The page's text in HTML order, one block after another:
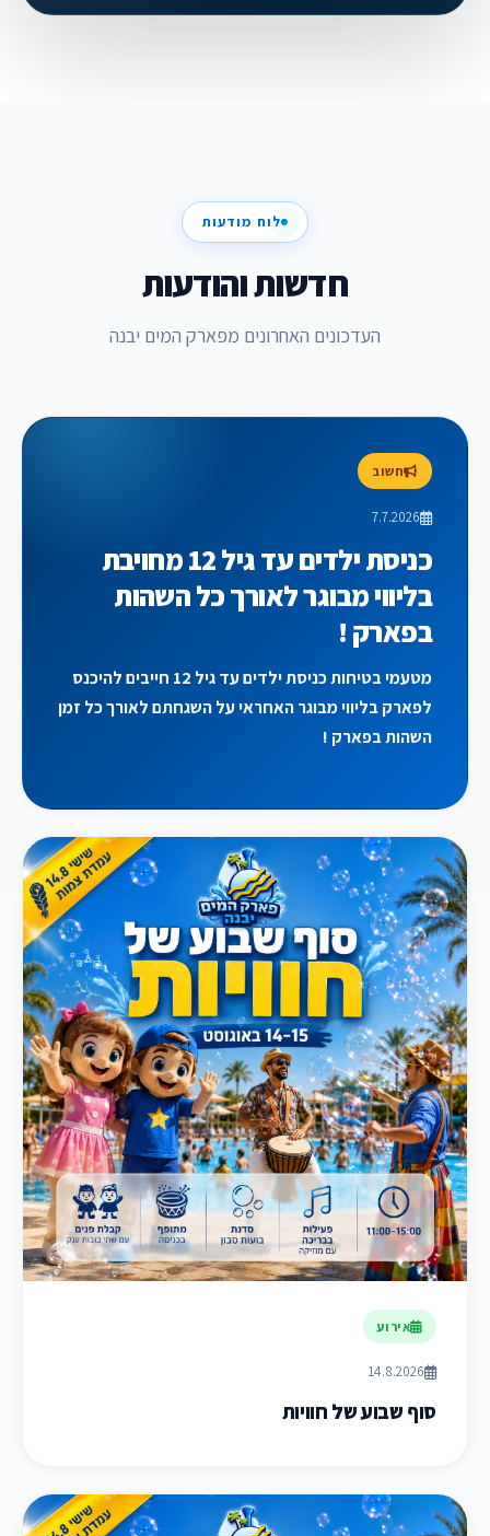
לוח מודעות
חדשות והודעות
העדכונים האחרונים מפארק המים יבנה
חשוב
7.7.2026
כניסת ילדים עד גיל 12 מחויבת
בליווי מבוגר לאורך כל השהות
בפארק !
מטעמי בטיחות כניסת ילדים עד גיל 12 חייבים להיכנס
לפארק בליווי מבוגר האחראי על השגחתם לאורך כל זמן
השהות בפארק !
אירוע
14.8.2026
סוף שבוע של חוויות